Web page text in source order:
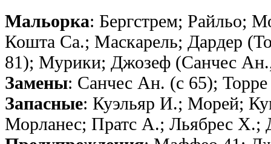
Мальорка: Бергстрем; Райльо;
Кошта Са.; Маскарель; Дардер
81); Мурики; Джозеф (Санчес
Замены: Санчес Ан. (с 65);
Запасные: Куэльяр И.; Морей;
Морланес; Пратс А.; Льябрес Х.;